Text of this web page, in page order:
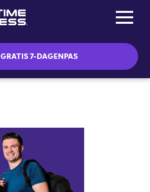
GRATIS 7-DAGENPAS